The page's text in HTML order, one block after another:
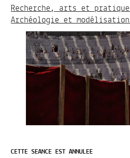
Recherche, arts et
Archéologie et
CETTE SEANCE EST ANNULEE